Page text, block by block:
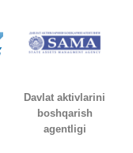
Davlat aktivlarini
boshqarish
agentligi